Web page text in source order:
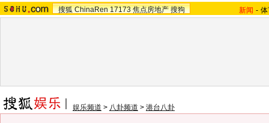
搜狐 ChinaRen 17173 焦点房地产 搜狗 新闻 -
娱乐频道 > 八卦频道 > 港台八卦